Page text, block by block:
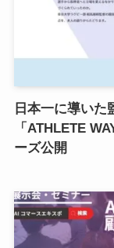
日本一に導いた
「ATHLETE
ーズ公開